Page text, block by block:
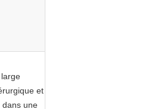
et
dans une